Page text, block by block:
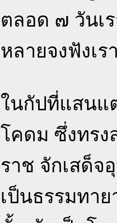
ตลอด ๗ วันเ
หลายจงฟังเร
ในกัปที่แสนแ
โคดม ซึ่งทรง
ราช จักเสด็จ
เป็นธรรมทา